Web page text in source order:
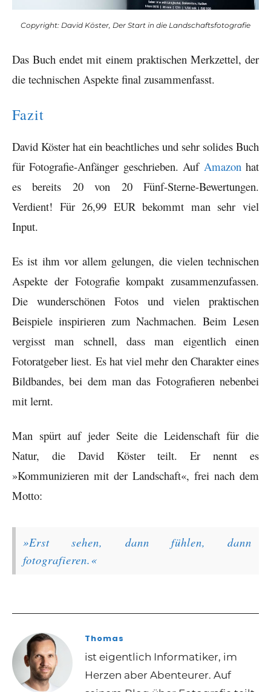
Copyright: David Köster, Der Start in die Landschaftsfotografie
Das Buch endet mit einem praktischen Merkzettel, der
die technischen Aspekte final zusammenfasst.
Fazit
David Köster hat ein beachtliches und sehr solides Buch
für Fotografie-Anfänger geschrieben. Auf Amazonhat
es bereits 20 von 20 Fünf-Sterne-Bewertungen.
Verdient! Für 26,99 EUR bekommt man sehr viel
Input.
Es ist ihm vor allem gelungen, die vielen technischen
Aspekte der Fotografie kompakt zusammenzufassen.
Die wunderschönen Fotos und vielen praktischen
Beispiele inspirieren zum Nachmachen. Beim Lesen
vergisst man schnell, dass man eigentlich einen
Fotoratgeber liest. Es hat viel mehr den Charakter eines
Bildbandes, bei dem man das Fotografieren nebenbei
mit lernt.
Man spürt auf jeder Seite die Leidenschaft für die
Natur, die David Köster teilt. Er nennt es
»Kommunizieren mit der Landschaft«, frei nach dem
Motto:
»Erst sehen, dann fühlen, dann
fotografieren.«
Thomas
ist eigentlich Informatiker, im
Herzen aber Abenteurer. Auf